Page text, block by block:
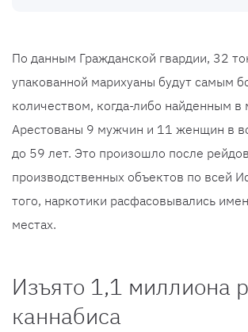
По данным Гражданской гвардии, 32
упакованной марихуаны будут самым
количеством, когда-либо найденным в
Арестованы 9 мужчин и 11 женщин в
до 59 лет. Это произошло после
производственных объектов по всей
того, наркотики расфасовывались
местах.
Изъято 1,1 миллиона
каннабиса